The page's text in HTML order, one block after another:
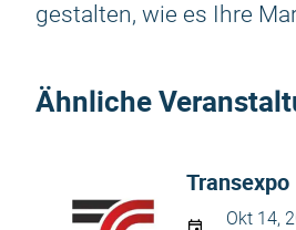
gestalten, wie es Ihre
Ähnliche
Transexpo
Okt 14,